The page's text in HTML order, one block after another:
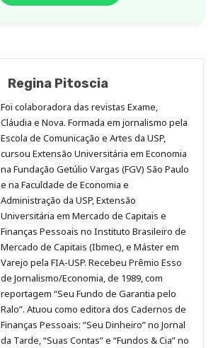
Regina Pitoscia
Foi colaboradora das revistas Exame,
Cláudia e Nova. Formada em jornalismo pela
Escola de Comunicação e Artes da USP,
cursou Extensão Universitária em Economia
na Fundação Getúlio Vargas (FGV) São Paulo
e na Faculdade de Economia e
Administração da USP, Extensão
Universitária em Mercado de Capitais e
Finanças Pessoais no Instituto Brasileiro de
Mercado de Capitais (Ibmec), e Máster em
Varejo pela FIA-USP. Recebeu Prêmio Esso
de Jornalismo/Economia, de 1989, com
reportagem “Seu Fundo de Garantia pelo
Ralo”. Atuou como editora dos Cadernos de
Finanças Pessoais: “Seu Dinheiro” no Jornal
da Tarde, “Suas Contas” e “Fundos & Cia” no